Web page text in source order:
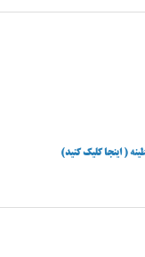
( اینجا کلیک کنید)